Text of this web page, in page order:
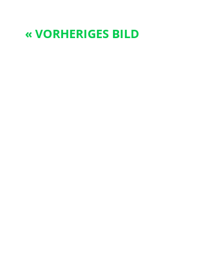
« VORHERIGES BILD